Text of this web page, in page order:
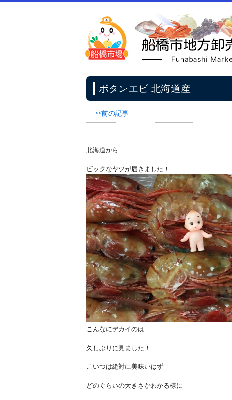
ボタンエビ 北海道産
<<前の記事
北海道から
ビックなヤツが届きました！
こんなにデカイのは
久しぶりに見ました！
こいつは絶対に美味いはず
どのぐらいの大きさかわかる様に